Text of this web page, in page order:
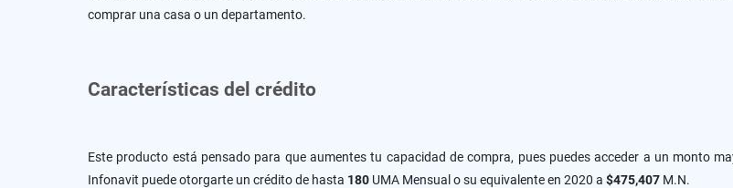
comprar una casa o un departamento.
Características del crédito
Este producto está pensado para que aumentes tu capacidad de compra, pues puedes acceder a un monto
Infonavit puede otorgarte un crédito de hasta 180 UMA Mensual o su equivalente en 2020 a $475,407 M.N.